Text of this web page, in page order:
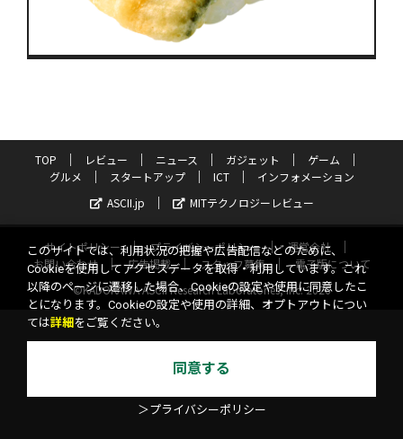
TOP レビュー ニュース ガジェット
ゲーム
グルメ
スタートアップ ICT
インフォメーション
ASCII.jp
MITテクノロジーレビュー
サイトポリシー プライバシーポリシー
運営会社
お問い合わせ
広告掲載 スタッフ募集
電子版について
©KADOKAWA ASCII Research Laboratories, Inc. 2026
このサイトでは、利用状況の把握や広告配信などのために、
Cookieを使用してアクセスデータを取得・利用しています。これ
以降のページに遷移した場合、Cookieの設定や使用に同意したこ
とになります。Cookieの設定や使用の詳細、オプトアウトについ
ては詳細 をご覧ください。
同意する
＞プライバシーポリシー